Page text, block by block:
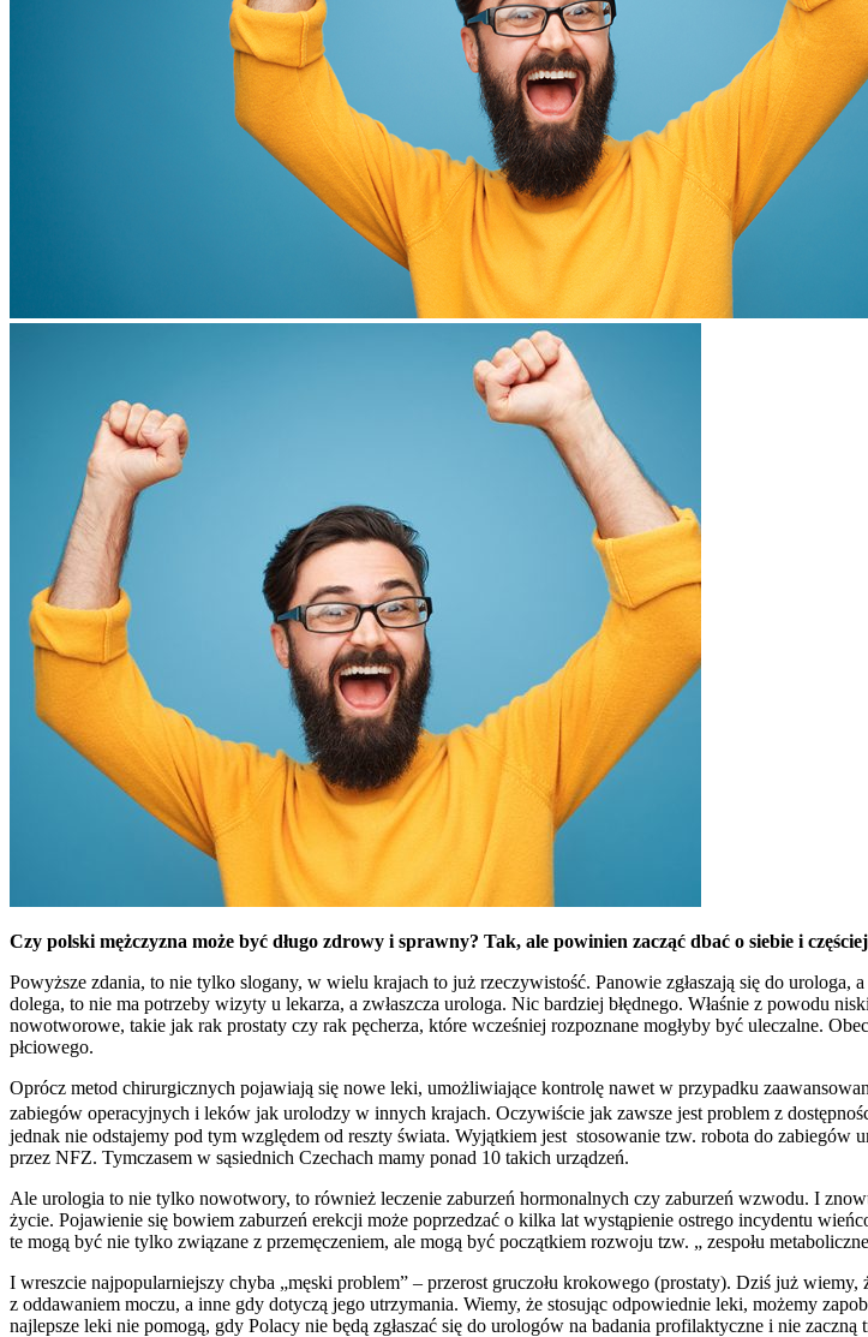
Czy polski mężczyzna może być długo zdrowy i sprawny? Tak, ale powinien zacząć dbać o siebie i
Powyższe zdania, to nie tylko slogany, w wielu krajach to już rzeczywistość. Panowie zgłaszają się do
dolega, to nie ma potrzeby wizyty u lekarza, a zwłaszcza urologa. Nic bardziej błędnego. Właśnie z powodu
nowotworowe, takie jak rak prostaty czy rak pęcherza, które wcześniej rozpoznane mogłyby być uleczalne.
płciowego.
Oprócz metod chirurgicznych pojawiają się nowe leki, umożliwiające kontrolę nawet w przypadku
zabiegów operacyjnych i leków jak urolodzy w innych krajach. Oczywiście jak zawsze jest problem z
jednak nie odstajemy pod tym względem od reszty świata. Wyjątkiem jest stosowanie tzw. robota do
przez NFZ. Tymczasem w sąsiednich Czechach mamy ponad 10 takich urządzeń.
Ale urologia to nie tylko nowotwory, to również leczenie zaburzeń hormonalnych czy zaburzeń wzwodu. I
życie. Pojawienie się bowiem zaburzeń erekcji może poprzedzać o kilka lat wystąpienie ostrego incydentu
te mogą być nie tylko związane z przemęczeniem, ale mogą być początkiem rozwoju tzw. „ zespołu
I wreszcie najpopularniejszy chyba „męski problem” – przerost gruczołu krokowego (prostaty). Dziś już
z oddawaniem moczu, a inne gdy dotyczą jego utrzymania. Wiemy, że stosując odpowiednie leki, możemy
najlepsze leki nie pomogą, gdy Polacy nie będą zgłaszać się do urologów na badania profilaktyczne i nie